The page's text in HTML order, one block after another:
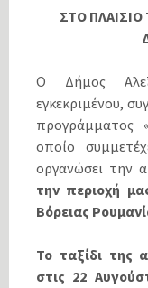
ΣΤΟ
Ο Δήμος
εγκεκριμένου,
προγράμματος
οποίο
οργανώσει την
την περιοχή
Βόρειας
Το ταξίδι της
στις 22